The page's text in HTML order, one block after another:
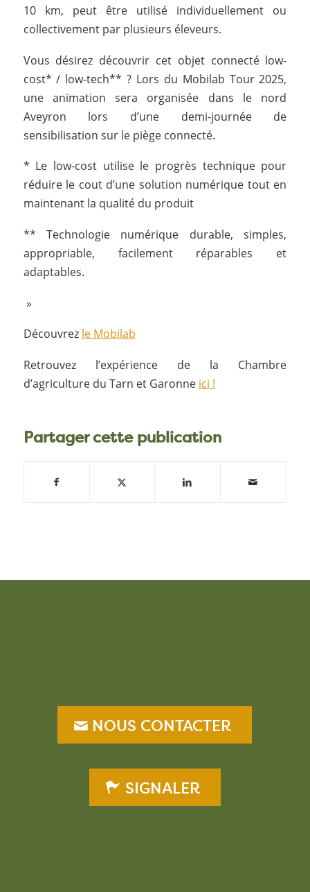
10 km, peut être utilisé individuellement ou
collectivement par plusieurs éleveurs.
Vous désirez découvrir cet objet connecté low-
cost* / low-tech** ? Lors du Mobilab Tour 2025,
une animation sera organisée dans le nord
Aveyron lors d’une demi-journée de
sensibilisation sur le piège connecté.
* Le low-cost utilise le progrès technique pour
réduire le cout d’une solution numérique tout en
maintenant la qualité du produit
** Technologie numérique durable, simples,
appropriable, facilement réparables et
adaptables.
»
Découvrez le Mobilab
Retrouvez l’expérience de la Chambre
d’agriculture du Tarn et Garonne ici !
Partager cette publication
NOUS CONTACTER
SIGNALER